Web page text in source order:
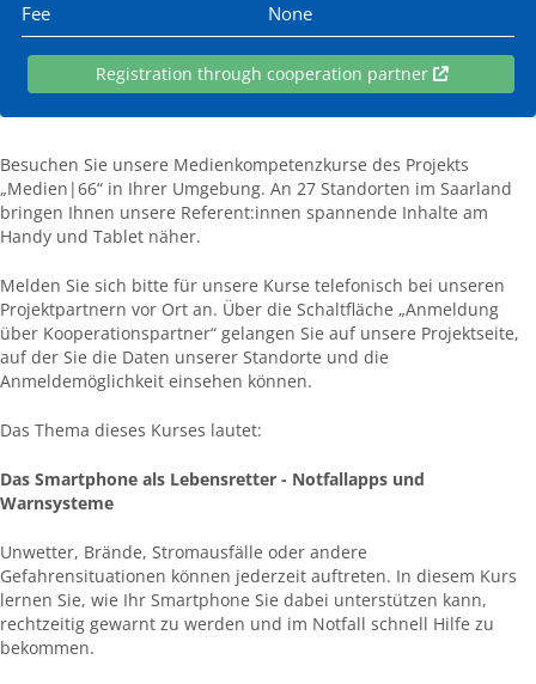
Fee
None
Registration through cooperation partner
Besuchen Sie unsere Medienkompetenzkurse des Projekts
„Medien|66“ in Ihrer Umgebung. An 27 Standorten im Saarland
bringen Ihnen unsere Referent:innen spannende Inhalte am
Handy und Tablet näher.
Melden Sie sich bitte für unsere Kurse telefonisch bei unseren
Projektpartnern vor Ort an. Über die Schaltfläche „Anmeldung
über Kooperationspartner“ gelangen Sie auf unsere Projektseite,
auf der Sie die Daten unserer Standorte und die
Anmeldemöglichkeit einsehen können.
Das Thema dieses Kurses lautet:
Das Smartphone als Lebensretter - Notfallapps und
Warnsysteme
Unwetter, Brände, Stromausfälle oder andere
Gefahrensituationen können jederzeit auftreten. In diesem Kurs
lernen Sie, wie Ihr Smartphone Sie dabei unterstützen kann,
rechtzeitig gewarnt zu werden und im Notfall schnell Hilfe zu
bekommen.